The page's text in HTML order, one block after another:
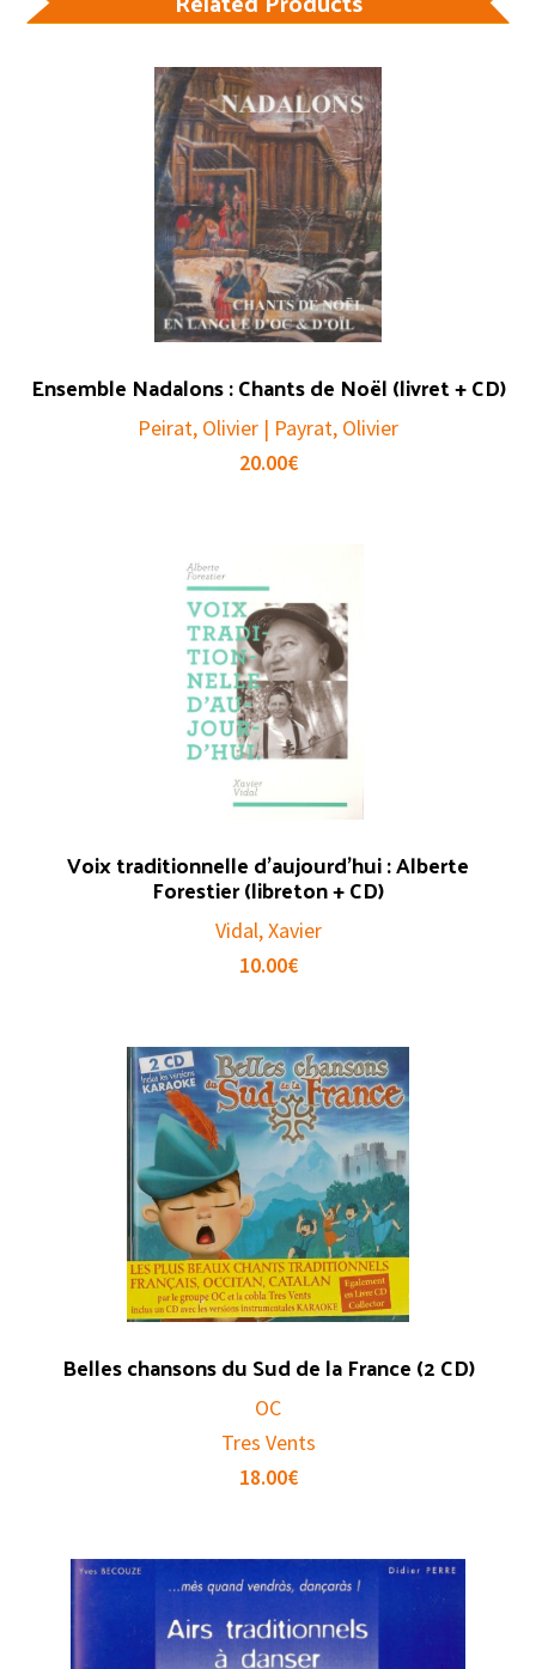
Ensemble Nadalons : Chants de Noël (livret + CD)
Peirat, Olivier | Payrat, Olivier
20.00€
Voix traditionnelle d’aujourd’hui : Alberte
Forestier (libreton + CD)
Vidal, Xavier
10.00€
Belles chansons du Sud de la France (2 CD)
OC
Tres Vents
18.00€